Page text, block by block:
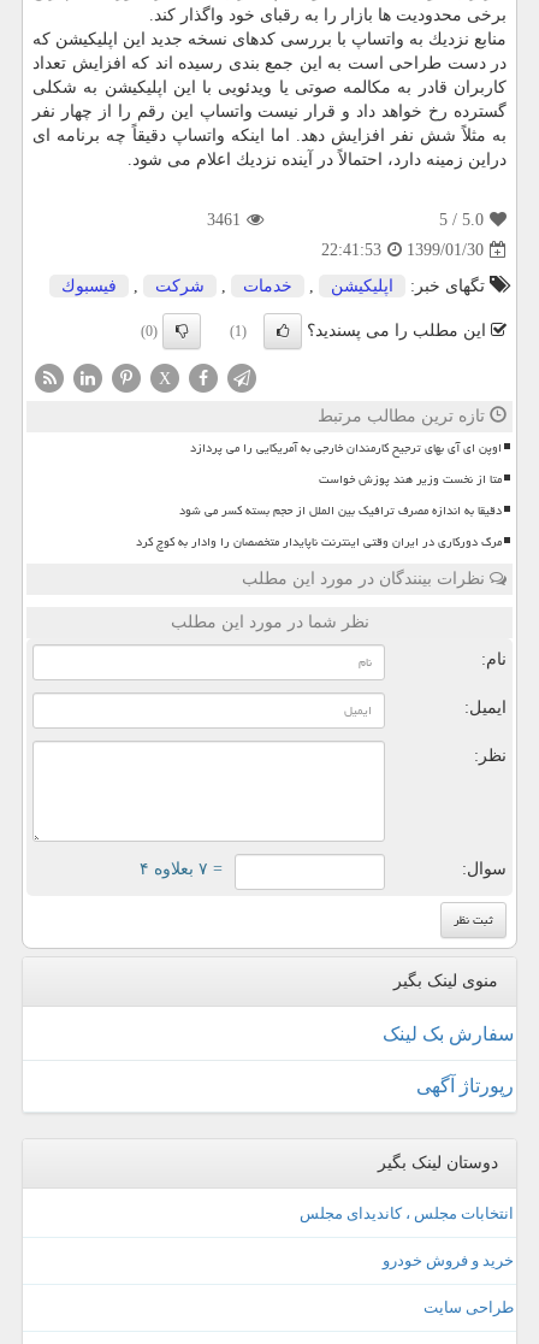
برخی محدودیت ها بازار را به رقبای خود واگذار كند.
منابع نزدیك به واتساپ با بررسی كدهای نسخه جدید این اپلیكیشن كه
در دست طراحی است به این جمع بندی رسیده اند كه افزایش تعداد
كاربران قادر به مكالمه صوتی یا ویدئویی با این اپلیكیشن به شكلی
گسترده رخ خواهد داد و قرار نیست واتساپ این رقم را از چهار نفر
به مثلاً شش نفر افزایش دهد. اما اینكه واتساپ دقیقاً چه برنامه ای
دراین زمینه دارد، احتمالاً در آینده نزدیك اعلام می شود.
5.0
/ 5
3461
1399/01/30
22:41:53
تگهای خبر:
اپلیكیشن , خدمات , شركت , فیسبوك
این مطلب را می پسندید؟ (1)
(0)
X
تازه ترین مطالب مرتبط
اوپن ای آی بهای ترجیح کارمندان خارجی به آمریکایی را می پردازد
متا از نخست وزیر هند پوزش خواست
دقیقا به اندازه مصرف ترافیک بین الملل از حجم بسته کسر می شود
مرگ دورکاری در ایران وقتی اینترنت ناپایدار متخصصان را وادار به کوچ کرد
نظرات بینندگان در مورد این مطلب
نظر شما در مورد این مطلب
نام:
ایمیل:
نظر:
سوال: = ۷ بعلاوه ۴
منوی لینک بگیر
سفارش بک لینک
رپورتاژ آگهی
دوستان لینک بگیر
انتخابات مجلس ، کاندیدای مجلس
خرید و فروش خودرو
طراحی سایت